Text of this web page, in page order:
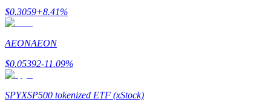
$0.3059+8.41%
AEONAEON
$0.05392-11.09%
SPYXSP500 tokenized ETF (xStock)